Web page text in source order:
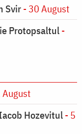
Svir- 30 August
Protopsaltul-
August
Hozevitul- 5